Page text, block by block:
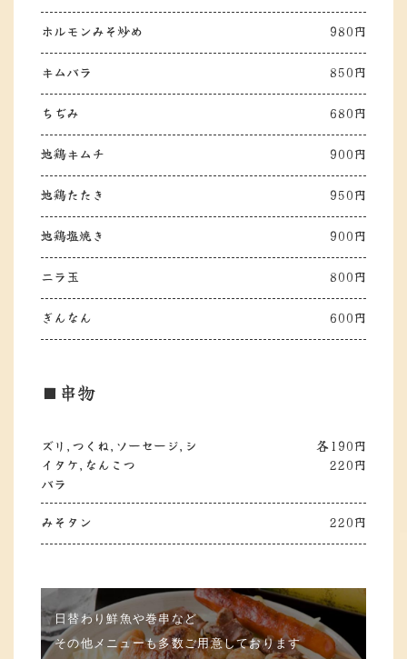
ホルモンみそ炒め 980円
キムバラ 850円
ちぢみ 680円
地鶏キムチ 900円
地鶏たたき 950円
地鶏塩焼き 900円
ニラ玉 800円
ぎんなん 600円
■串物
ズリ,つくね,ソーセージ,シ
イタケ,なんこつ
バラ
各190円
220円
みそタン 220円
日替わり鮮魚や巻串など
その他メニューも多数ご用意しております